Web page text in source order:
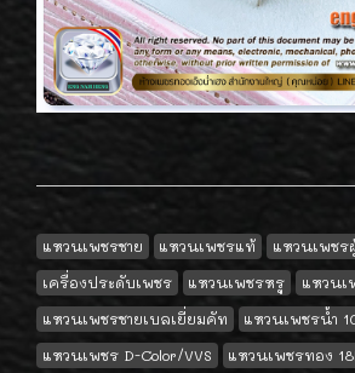
แหวนเพชรชาย แหวนเพชรแท้
แหวนเพชร
เครื่องประดับเพชร
แหวนเพชรหรู
แหวนเ
แหวนเพชรชายเบลเยี่ยมคัท
แหวนเพชรน้ำ
แหวนเพชร D-Color/VVS
แหวนเพชรทอง